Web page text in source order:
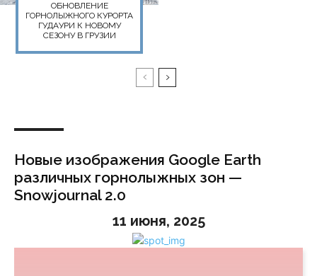
ОБНОВЛЕНИЕ
ГОРНОЛЫЖНОГО КУРОРТА
ГУДАУРИ К НОВОМУ
СЕЗОНУ В ГРУЗИИ